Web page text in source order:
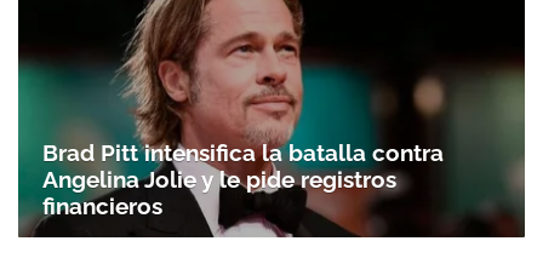
Brad Pitt intensifica la batalla contra
Angelina Jolie y le pide registros
financieros